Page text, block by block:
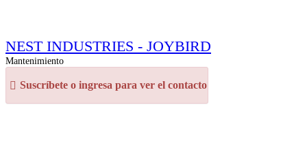
NEST INDUSTRIES - JOYBIRD
Mantenimiento
Suscríbete o ingresa para ver el contacto